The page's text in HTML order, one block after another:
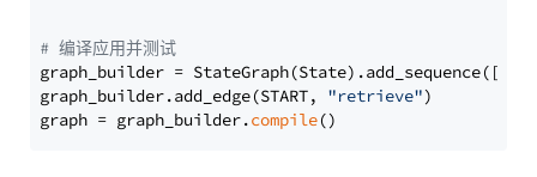
# 编译应用并测试
graph_builder =
graph_builder.add_edge(START, "retrieve")
graph = graph_builder.compile